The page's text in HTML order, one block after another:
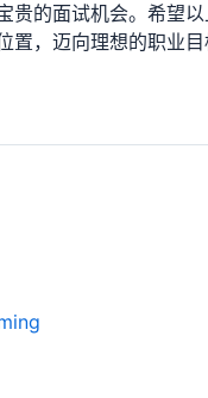
贵的面试机会。希望
，迈向理想的职业目